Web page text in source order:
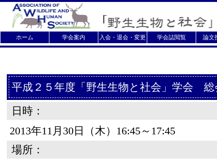
ホーム 学会案内 入会・退会・変更 学会誌閲覧 論文
平成２５年度「野生生物と社会」学会
日時：
2013年11月30日（木）16:45～17:45
場所：